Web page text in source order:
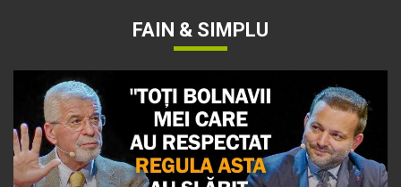
FAIN & SIMPLU